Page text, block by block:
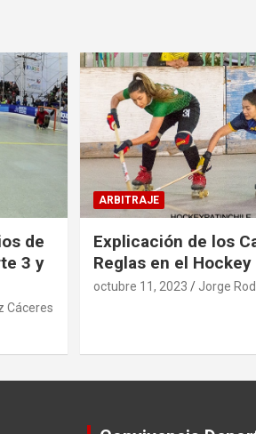
de
3 y
Cáceres
ARBITRAJE
Explicación de los
Reglas en el
octubre 11, 2023 Jorge